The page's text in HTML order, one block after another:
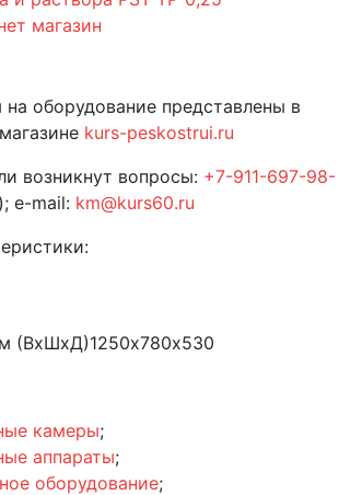
магазин
оборудование представлены в
kurs-peskostrui.ru
возникнут вопросы: +7-911-697-98-
e-mail: km@kurs60.ru
(ВхШхД)1250х780х530
камеры;
аппараты;
оборудование;